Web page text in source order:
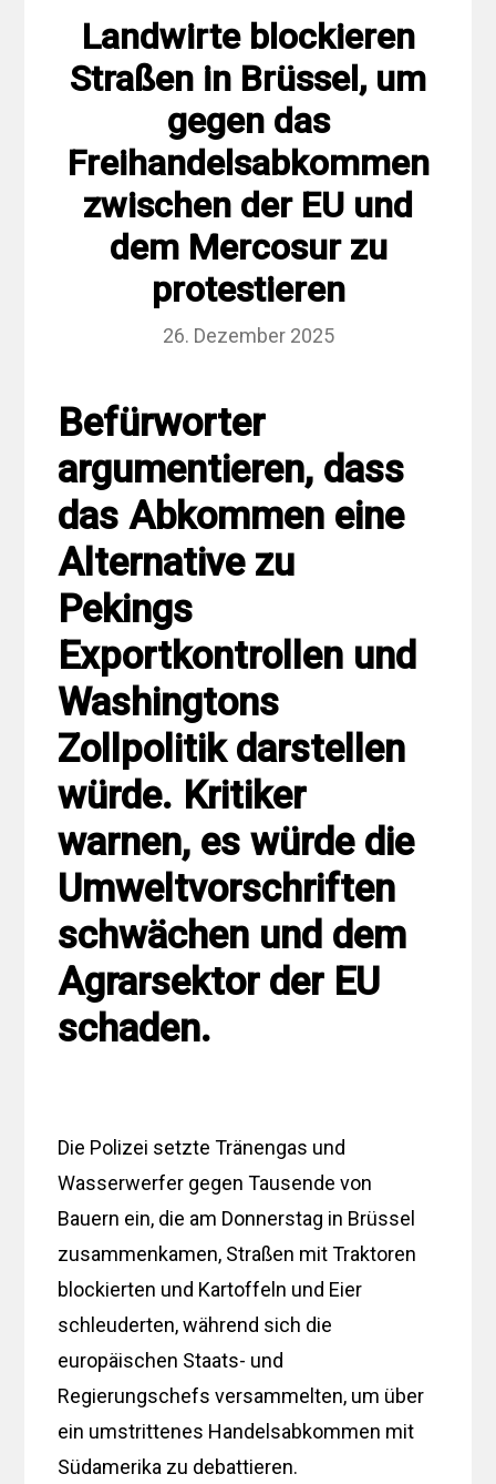
Landwirte blockieren
Straßen in Brüssel, um
gegen das
Freihandelsabkommen
zwischen der EU und
dem Mercosur zu
protestieren
26. Dezember 2025
Befürworter
argumentieren, dass
das Abkommen eine
Alternative zu
Pekings
Exportkontrollen und
Washingtons
Zollpolitik darstellen
würde. Kritiker
warnen, es würde die
Umweltvorschriften
schwächen und dem
Agrarsektor der EU
schaden.
Die Polizei setzte Tränengas und
Wasserwerfer gegen Tausende von
Bauern ein, die am Donnerstag in Brüssel
zusammenkamen, Straßen mit Traktoren
blockierten und Kartoffeln und Eier
schleuderten, während sich die
europäischen Staats- und
Regierungschefs versammelten, um über
ein umstrittenes Handelsabkommen mit
Südamerika zu debattieren.